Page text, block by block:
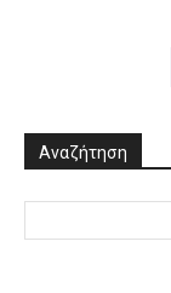
Αναζήτηση